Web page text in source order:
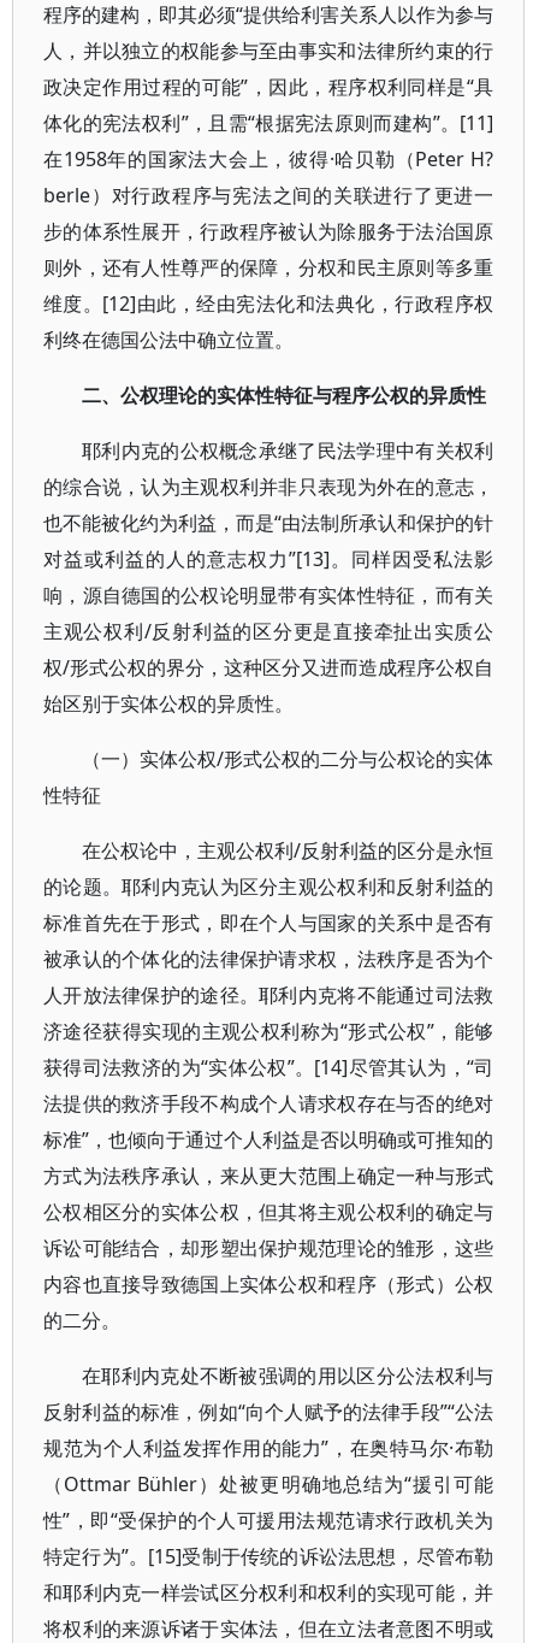
程序的建构，即其必须“提供给利害关系人以作为参与
人，并以独立的权能参与至由事实和法律所约束的行
政决定作用过程的可能”，因此，程序权利同样是“具
体化的宪法权利”，且需“根据宪法原则而建构”。[11]
在1958年的国家法大会上，彼得·哈贝勒（Peter H?
berle）对行政程序与宪法之间的关联进行了更进一
步的体系性展开，行政程序被认为除服务于法治国原
则外，还有人性尊严的保障，分权和民主原则等多重
维度。[12]由此，经由宪法化和法典化，行政程序权
利终在德国公法中确立位置。
二、公权理论的实体性特征与程序公权的异质性
耶利内克的公权概念承继了民法学理中有关权利
的综合说，认为主观权利并非只表现为外在的意志，
也不能被化约为利益，而是“由法制所承认和保护的针
对益或利益的人的意志权力”[13]。同样因受私法影
响，源自德国的公权论明显带有实体性特征，而有关
主观公权利/反射利益的区分更是直接牵扯出实质公
权/形式公权的界分，这种区分又进而造成程序公权自
始区别于实体公权的异质性。
（一）实体公权/形式公权的二分与公权论的实体
性特征
在公权论中，主观公权利/反射利益的区分是永恒
的论题。耶利内克认为区分主观公权利和反射利益的
标准首先在于形式，即在个人与国家的关系中是否有
被承认的个体化的法律保护请求权，法秩序是否为个
人开放法律保护的途径。耶利内克将不能通过司法救
济途径获得实现的主观公权利称为“形式公权”，能够
获得司法救济的为“实体公权”。[14]尽管其认为，“司
法提供的救济手段不构成个人请求权存在与否的绝对
标准”，也倾向于通过个人利益是否以明确或可推知的
方式为法秩序承认，来从更大范围上确定一种与形式
公权相区分的实体公权，但其将主观公权利的确定与
诉讼可能结合，却形塑出保护规范理论的雏形，这些
内容也直接导致德国上实体公权和程序（形式）公权
的二分。
在耶利内克处不断被强调的用以区分公法权利与
反射利益的标准，例如“向个人赋予的法律手段”“公法
规范为个人利益发挥作用的能力”，在奥特马尔·布勒
（Ottmar Bühler）处被更明确地总结为“援引可能
性”，即“受保护的个人可援用法规范请求行政机关为
特定行为”。[15]受制于传统的诉讼法思想，尽管布勒
和耶利内克一样尝试区分权利和权利的实现可能，并
将权利的来源诉诸于实体法，但在立法者意图不明或